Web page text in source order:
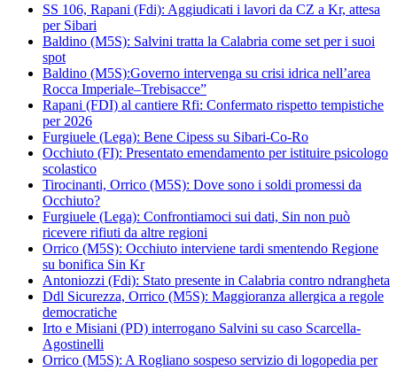
SS 106, Rapani (Fdi): Aggiudicati i lavori da CZ a Kr, attesa
per Sibari
Baldino (M5S): Salvini tratta la Calabria come set per i suoi
spot
Baldino (M5S):Governo intervenga su crisi idrica nell’area
Rocca Imperiale–Trebisacce”
Rapani (FDI) al cantiere Rfi: Confermato rispetto tempistiche
per 2026
Furgiuele (Lega): Bene Cipess su Sibari-Co-Ro
Occhiuto (FI): Presentato emendamento per istituire psicologo
scolastico
Tirocinanti, Orrico (M5S): Dove sono i soldi promessi da
Occhiuto?
Furgiuele (Lega): Confrontiamoci sui dati, Sin non può
ricevere rifiuti da altre regioni
Orrico (M5S): Occhiuto interviene tardi smentendo Regione
su bonifica Sin Kr
Antoniozzi (Fdi): Stato presente in Calabria contro ndrangheta
Ddl Sicurezza, Orrico (M5S): Maggioranza allergica a regole
democratiche
Irto e Misiani (PD) interrogano Salvini su caso Scarcella-
Agostinelli
Orrico (M5S): A Rogliano sospeso servizio di logopedia per